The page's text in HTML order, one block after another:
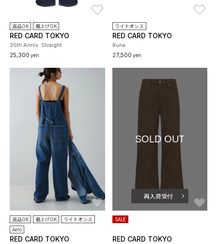
返品OK 裾上げOK
RED CARD TOKYO
35th Anniv. Straight
25,300 yen
ライトオンス
RED CARD TOKYO
Runa
27,500 yen
お気に入り
返品OK 裾上げOK
ライトオンス
Aero
RED CARD TOKYO
SOLD OUT
再入荷受付
SALE
RED CARD TOKYO